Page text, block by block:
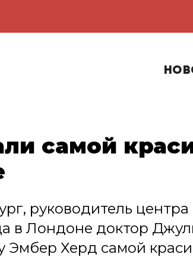
самой
руководитель центра
в Лондоне доктор
Эмбер Херд самой